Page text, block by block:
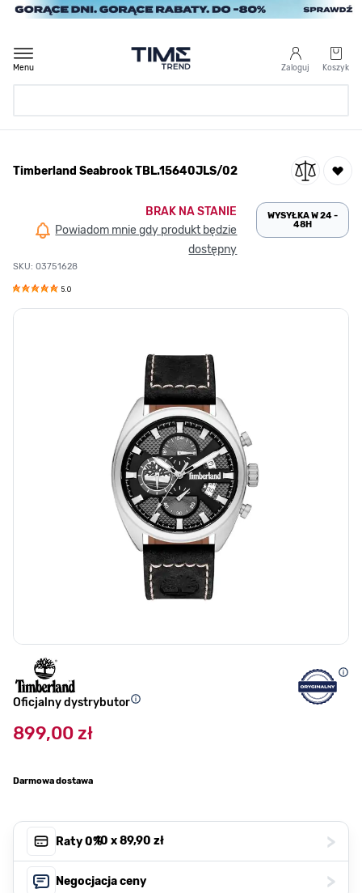
Przejdź do treści
Zaloguj Koszyk
Menu
/ Timberland Seabrook TBL.15640JLS/02
Timberland Seabrook TBL.15640JLS/02
BRAK NA STANIE
Powiadom mnie gdy produkt będzie
dostępny
SKU: 03751628
5.0
WYSYŁKA W 24 -
48H
Oficjalny dystrybutor
899,00 zł
Darmowa dostawa
Raty 0%, 10 x89,90 zł >
Negocjacja ceny >